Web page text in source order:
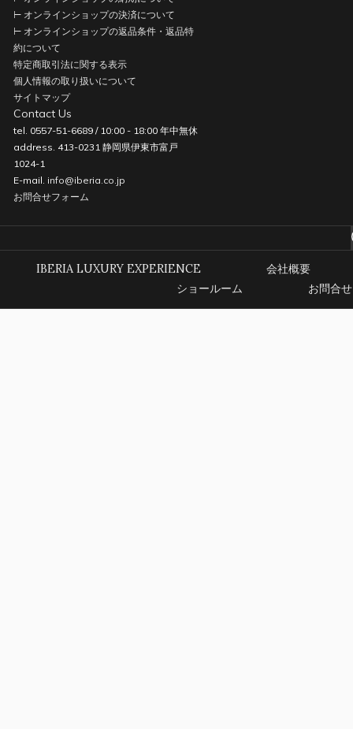
⊢ オンラインショップの決済について
⊢ オンラインショップの返品条件・返品特
約について
特定商取引法に関する表示
個人情報の取り扱いについて
サイトマップ
Contact Us
tel. 0557-51-6689 / 10:00 - 18:00 年中無休
address. 413-0231 静岡県伊東市富戸
1024-1
E-mail. info@iberia.co.jp
お問合せフォーム
IBERIA LUXURY EXPERIENCE
会社概要
ショールーム
お問合せ